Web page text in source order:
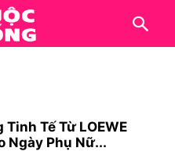
Tinh Tế Từ LOEWE
Ngày Phụ Nữ...